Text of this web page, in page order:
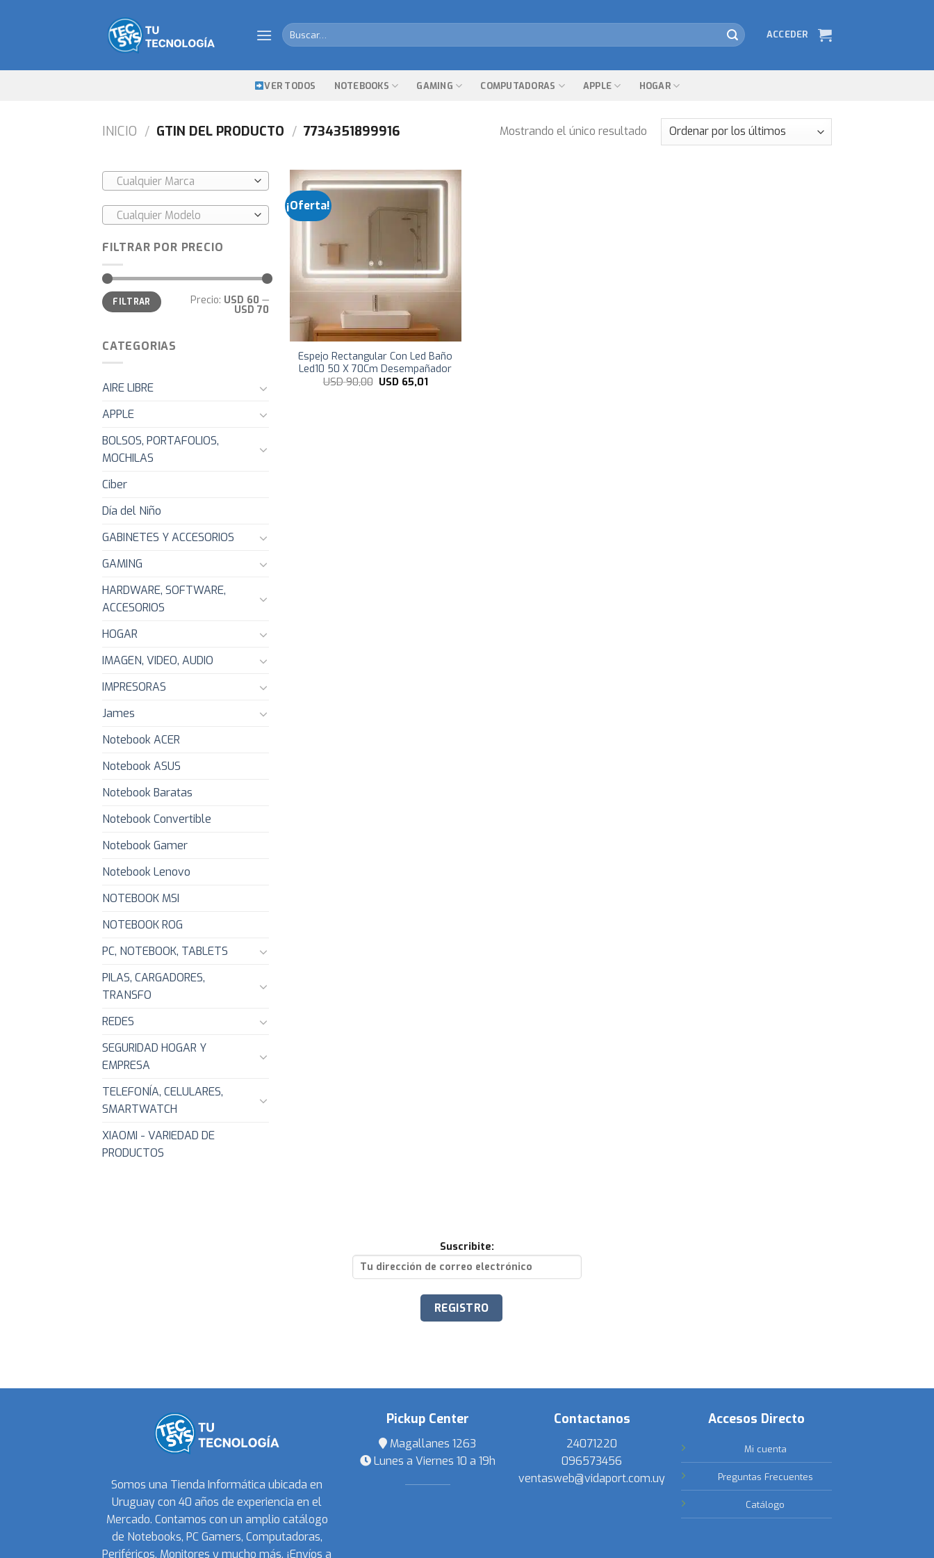
Buscar
por:
ACCEDER
VER TODOS NOTEBOOKS GAMING COMPUTADORAS APPLE HOGAR
INICIO / GTIN DEL PRODUCTO / 7734351899916 Mostrando el único resultado
Cualquier Marca
Cualquier Modelo
FILTRAR POR PRECIO
Precio
mínimo
Precio
máximo
FILTRAR Precio: USD 60 —
USD 70
CATEGORIAS
AIRE LIBRE
APPLE
BOLSOS, PORTAFOLIOS,
MOCHILAS
Ciber
Día del Niño
GABINETES Y ACCESORIOS
GAMING
HARDWARE, SOFTWARE,
ACCESORIOS
HOGAR
IMAGEN, VIDEO, AUDIO
IMPRESORAS
James
Notebook ACER
Notebook ASUS
Notebook Baratas
Notebook Convertible
Notebook Gamer
Notebook Lenovo
NOTEBOOK MSI
NOTEBOOK ROG
PC, NOTEBOOK, TABLETS
PILAS, CARGADORES,
TRANSFO
REDES
SEGURIDAD HOGAR Y
EMPRESA
TELEFONÍA, CELULARES,
SMARTWATCH
XIAOMI - VARIEDAD DE
PRODUCTOS
¡Oferta!
Espejo Rectangular Con Led Baño
Led10 50 X 70Cm Desempañador
USD90,00 El
USD 65,01El
Suscribite:
Somos una Tienda Informática ubicada en
Uruguay con 40 años de experiencia en el
Mercado. Contamos con un amplio catálogo
de Notebooks, PC Gamers, Computadoras,
Periféricos, Monitores y mucho más. ¡Envíos a
Pickup Center
Magallanes 1263
Lunes a Viernes 10 a 19h
Contactanos
24071220
096573456
ventasweb@vidaport.com.uy
Accesos Directo
Mi cuenta
Preguntas Frecuentes
Catálogo